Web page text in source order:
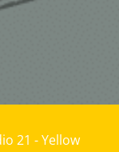
21 - Yellow